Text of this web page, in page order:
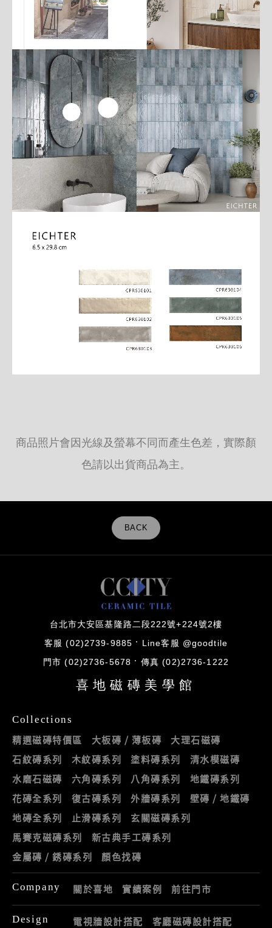
商品照片會因光線及螢幕不同而產生色差，實際顏
色請以出貨商品為主。
BACK
台北市大安區基隆路二段222號+224號2樓
客服 (02)2739-9885 Line客服 @goodtile
門市 (02)2736-5678 傳真 (02)2736-1222
喜地磁磚美學館
Collections
精選磁磚特價區 大板磚 / 薄板磚
大理石磁磚
石紋磚系列
木紋磚系列 塗料磚系列
清水模磁磚
水磨石磁磚
六角磚系列 八角磚系列
地鐵磚系列
花磚全系列
復古磚系列 外牆磚系列
壁磚 / 地鐵磚
地磚全系列
止滑磚系列
玄關磁磚系列
馬賽克磁磚系列
新古典手工磚系列
金屬磚 / 銹磚系列
顏色找磚
Company 關於喜地 實績案例 前往門市
Design 電視牆設計搭配 客廳磁磚設計搭配